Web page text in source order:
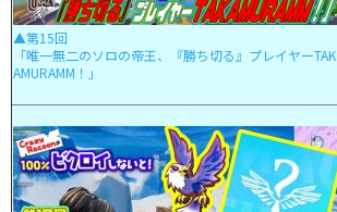
▲第15回
「唯一無二のソロの帝王、『勝ち切る』プレイヤーTAK
AMURAMM！」